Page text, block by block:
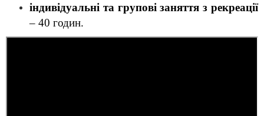
індивідуальні та групові заняття з рекреації
– 40 годин.